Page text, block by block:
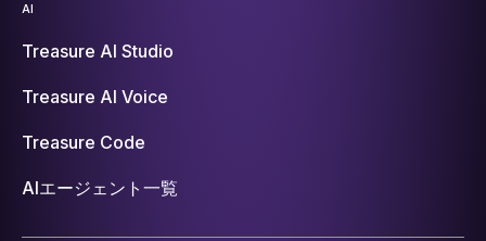
AI
Treasure AI Studio
Treasure AI Voice
Treasure Code
AIエージェント一覧